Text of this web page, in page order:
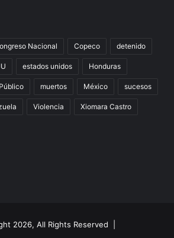
Nacional Copeco detenido
estados unidos Honduras
muertos México sucesos
Violencia Xiomara Castro
2026, All Rights Reserved |